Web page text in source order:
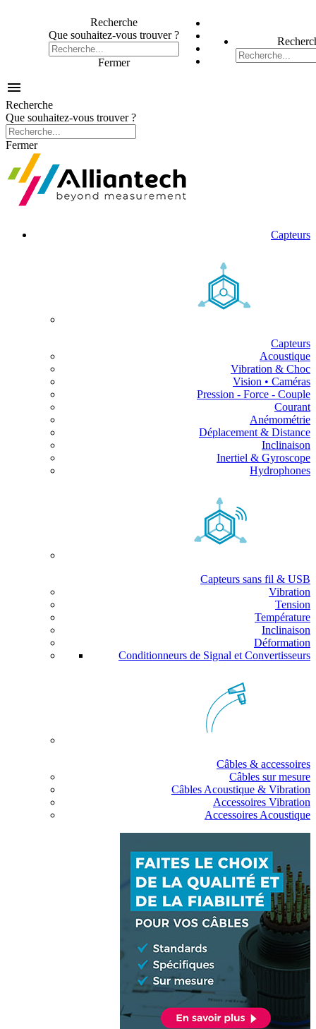
Recherche
Que souhaitez-vous trouver ?
Fermer

Recherche
Que souhaitez-vous trouver ?
Fermer
Capteurs
Capteurs
Acoustique
Vibration & Choc
Vision • Caméras
Pression - Force - Couple
Courant
Anémométrie
Déplacement & Distance
Inclinaison
Inertiel & Gyroscope
Hydrophones
Capteurs sans fil & USB
Vibration
Tension
Température
Inclinaison
Déformation
Conditionneurs de Signal et Convertisseurs
Câbles & accessoires
Câbles sur mesure
Câbles Acoustique & Vibration
Accessoires Vibration
Accessoires Acoustique